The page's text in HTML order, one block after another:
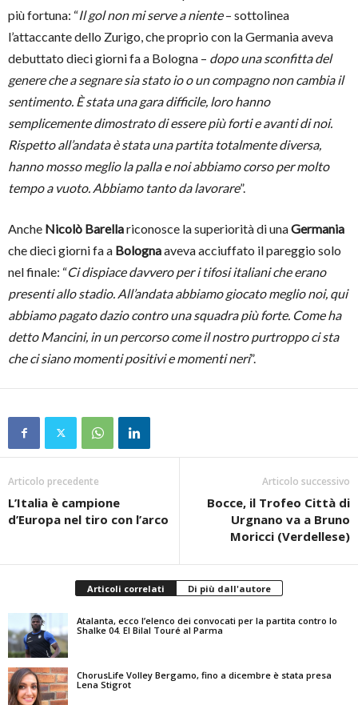
più fortuna: “Il gol non mi serve a niente– sottolinea
l’attaccante dello Zurigo, che proprio con la Germania aveva
debuttato dieci giorni fa a Bologna – dopo una sconfitta del
genere che a segnare sia stato io o un compagno non cambia il
sentimento. È stata una gara difficile, loro hanno
semplicemente dimostrato di essere più forti e avanti di noi.
Rispetto all’andata è stata una partita totalmente diversa,
hanno mosso meglio la palla e noi abbiamo corso per molto
tempo a vuoto. Abbiamo tanto da lavorare”.
Anche Nicolò Barellariconosce la superiorità di unaGermania
che dieci giorni fa a Bolognaaveva acciuffato il pareggio solo
nel finale: “Ci dispiace davvero per i tifosi italiani che erano
presenti allo stadio. All’andata abbiamo giocato meglio noi, qui
abbiamo pagato dazio contro una squadra più forte. Come ha
detto Mancini, in un percorso come il nostro purtroppo ci sta
che ci siano momenti positivi e momenti neri”.
Articolo precedente
L’Italia è campione
d’Europa nel tiro con l’arco
Articolo successivo
Bocce, il Trofeo Città di
Urgnano va a Bruno
Moricci (Verdellese)
Articoli correlati Di più dall'autore
Atalanta, ecco l’elenco dei convocati per la partita contro lo
Shalke 04. El Bilal Touré al Parma
ChorusLife Volley Bergamo, fino a dicembre è stata presa
Lena Stigrot